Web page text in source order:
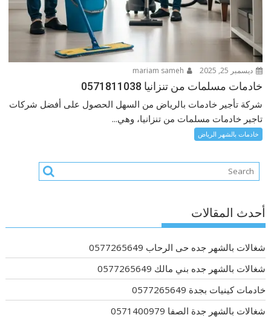
ديسمبر 25, 2025
خادمات مسلمات من تنزانيا 0571811038
شركة تأجير خادمات بالرياض من السهل الحصول على أفضل شركات
تاجير خادمات مسلمات من تنزانيا، وهي...
خادمات بالشهر الرياض
أحدث المقالات
شغالات بالشهر جده حى الرحاب 0577265649
شغالات بالشهر جده بني مالك 0577265649
خادمات كينيات بجدة 0577265649
شغالات بالشهر جدة الصفا 0571400979